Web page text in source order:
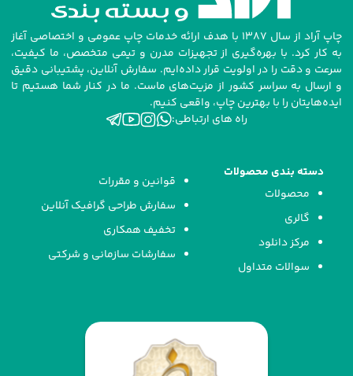
چاپ آراد از سال ۱۳۸۷ با هدف ارائه خدمات چاپ عمومی و اختصاصی آغاز
به کار کرد. با بهره‌گیری از تجهیزات مدرن و تیمی متخصص، ما کیفیت،
سرعت و دقت را در اولویت قرار داده‌ایم. سفارش آنلاین، پشتیبانی دقیق
و ارسال به سراسر کشور از مزیت‌های ماست. ما در کنار شما هستیم تا
ایده‌هایتان را با بهترین چاپ، واقعی کنیم.
راه های ارتباطی:
دسته بندی محصولات
محصولات
گالری
مرکز دانلود
سوالات متداول
قوانین و مقررات
سفارش طراحی گرافیک آنلاین
تخفیف همکاری
سفارشات سازمانی و شرکتی